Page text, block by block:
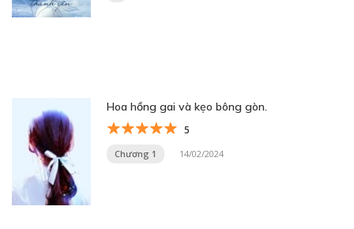
Hoa hồng gai và kẹo bông gòn.
5
Chương 1 14/02/2024